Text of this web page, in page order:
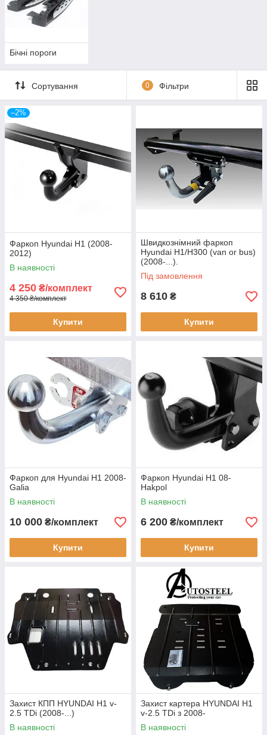
Бічні пороги
Сортування 0 Фільтри
–2%
Фаркоп Hyundai H1 (2008-
2012)
В наявності
4 250 ₴/комплект
4 350 ₴/комплект
Купити
Швидкознімний фаркоп
Hyundai H1/H300 (van or bus)
(2008-...).
Під замовлення
8 610 ₴
Купити
Фаркоп для Hyundai H1 2008-
Galia
В наявності
10 000 ₴/комплект
Купити
Фаркоп Hyundai H1 08-
Hakpol
В наявності
6 200 ₴/комплект
Купити
Захист КПП HYUNDAI H1 v-
2.5 TDi (2008-...)
В наявності
Захист картера HYUNDAI H1
v-2.5 TDi з 2008-
В наявності